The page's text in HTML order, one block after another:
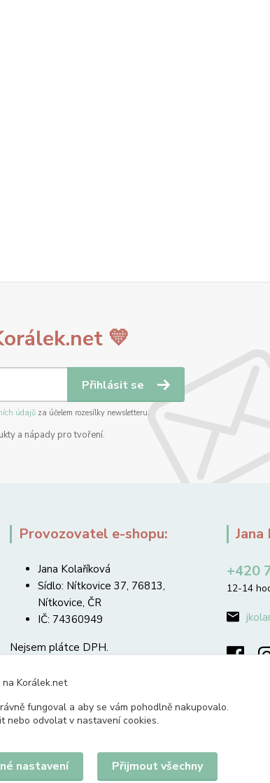
💛
Přihlásit se
údajůza účelem rozesílky newsletteru.
a nápady pro tvoření.
Provozovatel e-shopu:
Jana Kolaříková
Sídlo: Nítkovice 37, 76813,
Nítkovice, ČR
IČ: 74360949
Nejsem plátce DPH.
+420
12-14
na Korálek.net
fungoval a aby se vám pohodlně nakupovalo.
nebo odvolat v nastavení cookies.
nastavení Přijmout všechny